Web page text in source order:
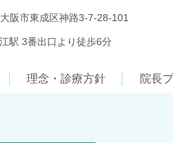
阪市東成区神路3-7-28-101
駅 3番出口より徒歩6分
理念・診療方針 院長